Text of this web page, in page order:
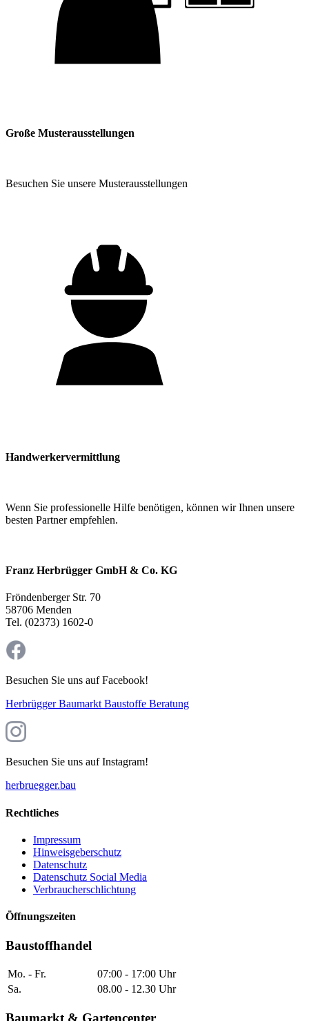
Große Musterausstellungen
Besuchen Sie unsere Musterausstellungen
Handwerkervermittlung
Wenn Sie professionelle Hilfe benötigen, können wir Ihnen unsere
besten Partner empfehlen.
Franz Herbrügger GmbH & Co. KG
Fröndenberger Str. 70
58706 Menden
Tel. (02373) 1602-0
Besuchen Sie uns auf Facebook!
Herbrügger Baumarkt Baustoffe Beratung
Besuchen Sie uns auf Instagram!
herbruegger.bau
Rechtliches
Impressum
Hinweisgeberschutz
Datenschutz
Datenschutz Social Media
Verbraucherschlichtung
Öffnungszeiten
Baustoffhandel
Mo. - Fr.
07:00 - 17:00 Uhr
Sa.
08.00 - 12.30 Uhr
Baumarkt & Gartencenter